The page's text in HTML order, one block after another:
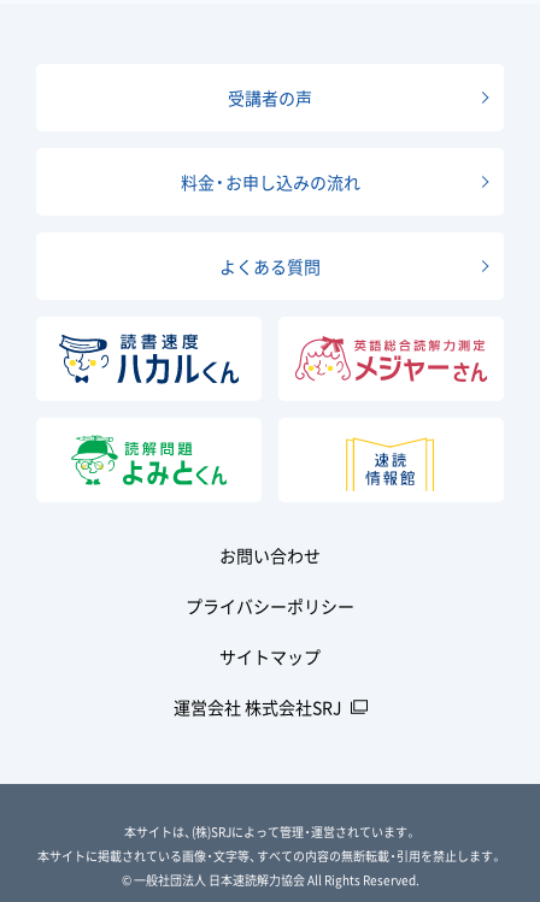
受講者の声
料金・お申し込みの流れ
よくある質問
お問い合わせ
プライバシーポリシー
サイトマップ
運営会社 株式会社SRJ
本サイトは、(株)SRJによって管理・運営されています。
本サイトに掲載されている画像・文字等、すべての内容の無断転載・引用を禁止します。
© 一般社団法人 日本速読解力協会 All Rights Reserved.